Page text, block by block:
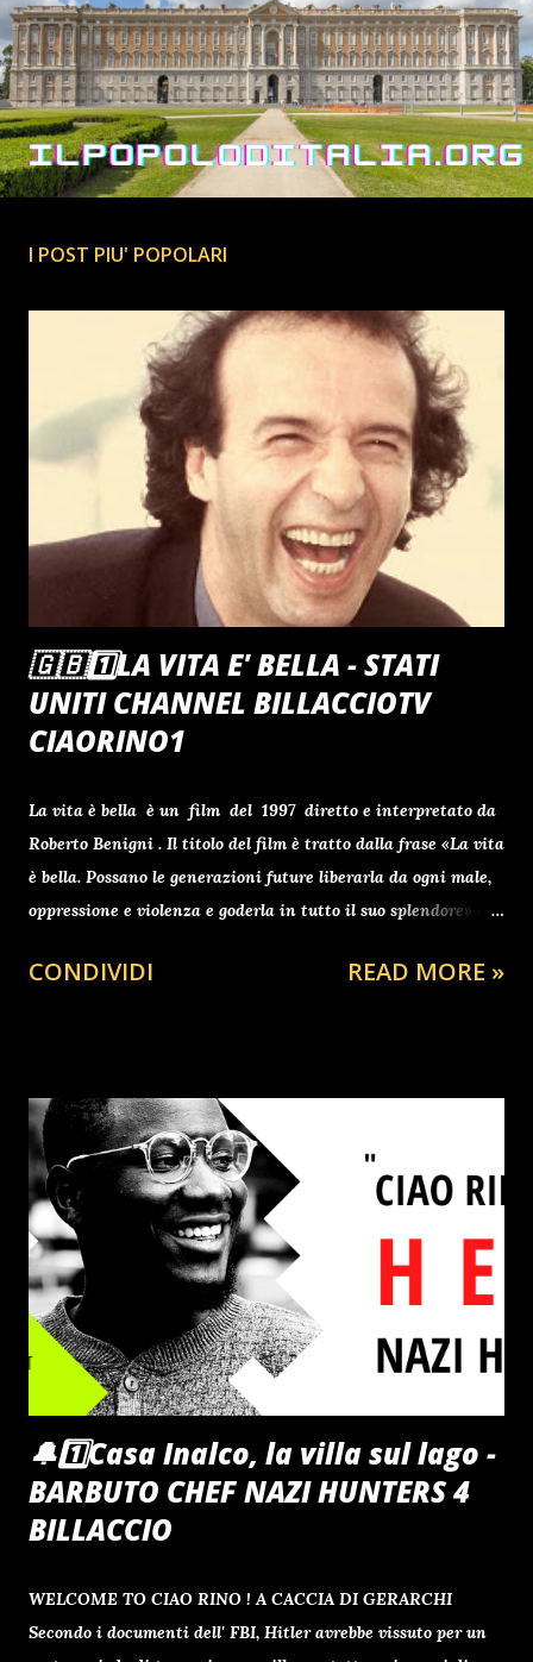
I POST PIU' POPOLARI
🇬🇧1️⃣LA VITA E' BELLA - STATI
UNITI CHANNEL BILLACCIOTV
CIAORINO1
La vita è bella è un film del 1997 diretto e interpretato da
Roberto Benigni . Il titolo del film è tratto dalla frase «La vita
è bella. Possano le generazioni future liberarla da ogni male,
oppressione e violenza e goderla in tutto il suo splendore» del
: miglior film straniero , miglior attore protagonista (
insieme alla sua famiglia in un lager nazista - cercherà di
proteggere il figlio dagli orrori dell' Olocausto , facendogli
credere che tutto ciò che vedono sia parte di un fantastico
gioco in cui dovranno affrontare prove durissime per vincere
il meraviglioso premio finale. Fu presentato in concorso al
51º Festival di Cannes , dove v...
CONDIVIDI READ MORE »
🔔1️⃣Casa Inalco, la villa sul lago -
BARBUTO CHEF NAZI HUNTERS 4
BILLACCIO
WELCOME TO CIAO RINO ! A CACCIA DI GERARCHI
Secondo i documenti dell' FBI, Hitler avrebbe vissuto per un